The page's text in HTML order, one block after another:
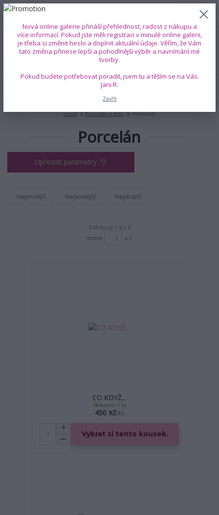
Menu
+420 739 353 708 0 ks
0 Kč
Úvod Porcelán a sklo Porcelán
Porcelán
Upřesnit parametry
Nejnovější Nejlevnější Nejdražší
Zobrazuji 1-6 z 6
strana
z 1
CO KDYŽ...
450 Kč/ks
Skladem 1 ks
Vybrat si tento kousek.
Nová online galerie přináší přehlednost, radost z nákupu a
více informací. Pokud jste měli registraci v minulé online galerii,
je třeba si změnit heslo a doplnit aktuální údaje. Věřím, že Vám
tato změna přinese lepší a pohodlnější výběr a navnímání mé
tvorby.
Pokud budete potřebovat poradit, jsem tu a těším se na Vás.
Jani R.
Zavřít